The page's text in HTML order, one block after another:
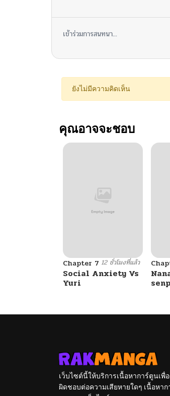
เข้าร่วมการสนทนา...
ยังไม่มีความคิดเห็น
คุณอาจจะชอบ
Chapter 7 12 ชั่วโมงที่แล้ว
Social Anxiety Vs
Yuri
เว็บไซต์นี้ให้บริการเนื้อหาการ์ตูนเ
ผิดชอบต่อความเสียหายใดๆ เนื้อห